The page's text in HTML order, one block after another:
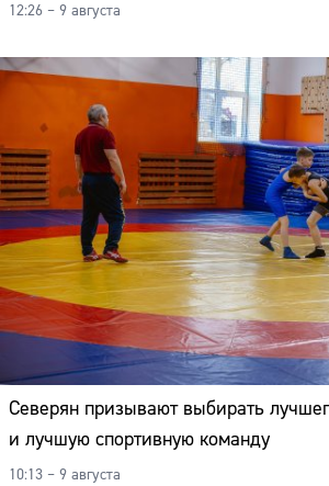
12:26 – 9 августа
Северян призывают выбирать
и лучшую спортивную команду
10:13 – 9 августа